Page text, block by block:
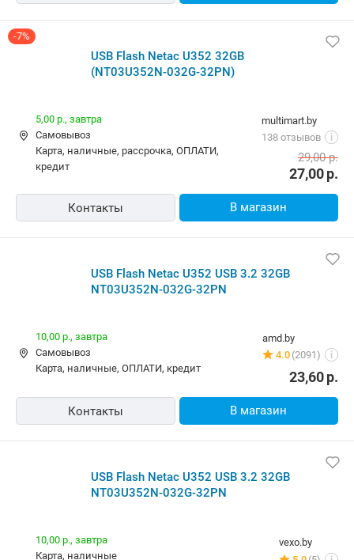
-7%
USB Flash Netac U352 32GB
(NT03U352N-032G-32PN)
multimart.by
138 отзывов
i
5,00 р., завтра
Самовывоз
карта, наличные, рассрочка, ОПЛАТИ,
кредит
27,00р.
29,00р.
Контакты В магазин
USB Flash Netac U352 USB 3.2 32GB
NT03U352N-032G-32PN
amd.by
4.0 (2091) i
10,00 р., завтра
Самовывоз
карта, наличные, ОПЛАТИ, кредит
23,60р.
Контакты В магазин
USB Flash Netac U352 USB 3.2 32GB
NT03U352N-032G-32PN
vexo.by
10,00 р., завтра
карта, наличные